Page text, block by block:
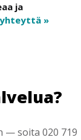
ja
»
— soita 020 719